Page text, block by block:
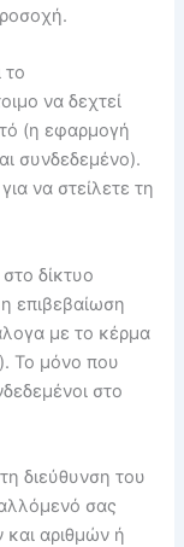
το
να δεχτεί
(η εφαρμογή
συνδεδεμένο).
να στείλετε τη
δίκτυο
επιβεβαίωση
με το κέρμα
Το μόνο που
στο
διεύθυνση του
σας
και αριθμών ή